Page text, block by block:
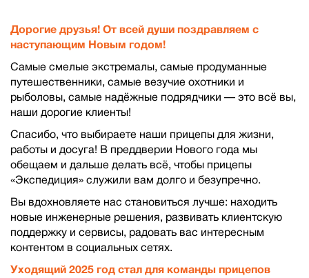
Дорогие друзья! От всей души поздравляем с
наступающим Новым годом!
Самые смелые экстремалы, самые продуманные
путешественники, самые везучие охотники и
рыболовы, самые надёжные подрядчики — это всё вы,
наши дорогие клиенты!
Спасибо, что выбираете наши прицепы для жизни,
работы и досуга! В преддверии Нового года мы
обещаем и дальше делать всё, чтобы прицепы
«Экспедиция» служили вам долго и безупречно.
Вы вдохновляете нас становиться лучше: находить
новые инженерные решения, развивать клиентскую
поддержку и сервисы, радовать вас интересным
контентом в социальных сетях.
Уходящий 2025 год стал для команды прицепов